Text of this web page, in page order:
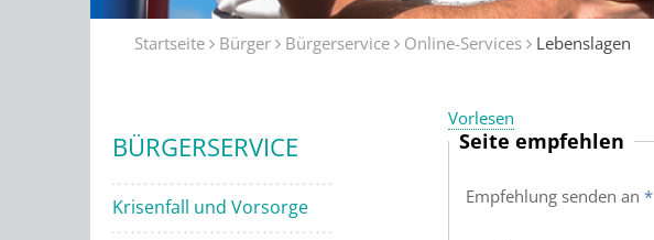
Startseite Bürger Bürgerservice Online-Services Lebenslagen
BÜRGERSERVICE
Krisenfall und Vorsorge
Vorlesen
Seite empfehlen
Empfehlung senden an *